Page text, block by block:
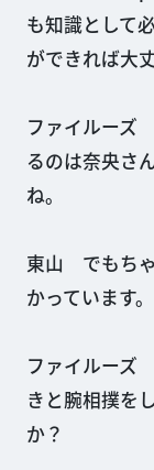
も知識として
ができれば大丈
ファイルーズ
るのは奈央さ
ね。
東山 でもち
かっています。
ファイルーズ
きと腕相撲を
か？